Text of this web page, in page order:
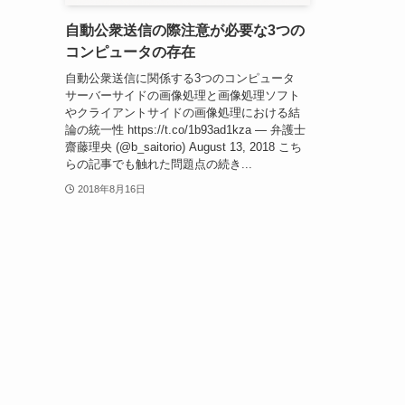
自動公衆送信の際注意が必要な3つの
コンピュータの存在
自動公衆送信に関係する3つのコンピュータ
サーバーサイドの画像処理と画像処理ソフト
やクライアントサイドの画像処理における結
論の統一性 https://t.co/1b93ad1kza — 弁護士
齋藤理央 (@b_saitorio) August 13, 2018 こち
らの記事でも触れた問題点の続き...
2018年8月16日